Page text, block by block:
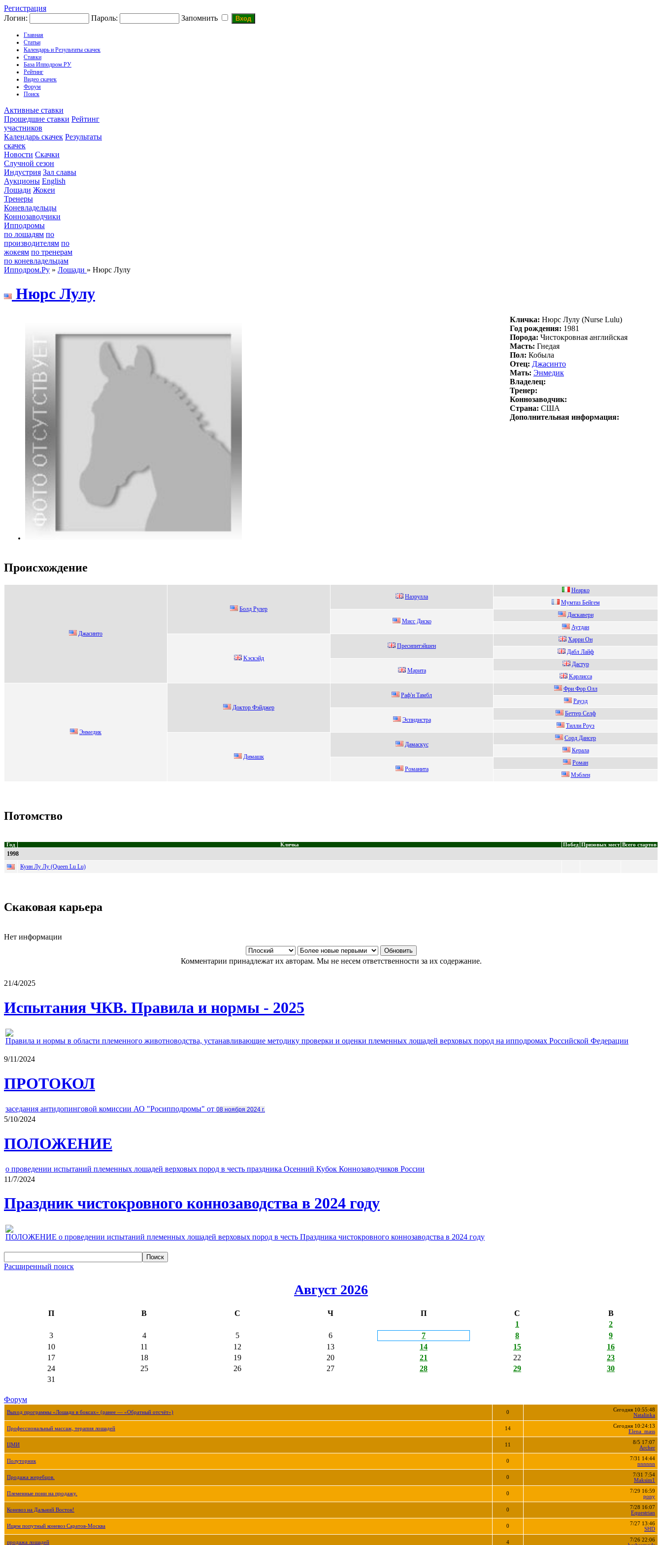
Регистрация
Логин:
Пароль: Запомнить
Главная
Статьи
Календарь и Результаты скачек
Ставки
База Ипподром.РУ
Рейтинг
Видео скачек
Форум
Поиск
Активные ставки
Прошедшие ставки Рейтинг
участников
Календарь скачек Результаты
скачек
Новости Скачки
Случной сезон
Индустрия Зал славы
Аукционы English
Лошади Жокеи
Тренеры
Коневладельцы
Коннозаводчики
Ипподромы
по лошадям по
производителям по
жокеям по тренерам
по коневладельцам
Ипподром.Ру » Лошади » Нюрс Лулу
Нюpc Лулу
Кличка: Нюpc Лулу (Nurse Lulu)
Год рождения: 1981
Порода: Чистокровная английская
Масть: Гнедая
Пол: Кобыла
Отец: Джасинто
Мать: Энмедик
Владелец:
Тренер:
Коннозаводчик:
Страна: США
Дополнительная информация:
Происхождение
Джасинто
Бoлд Pулеp
Hазpулла
Heapкo
Мумтaз Бeйгeм
Mисс Диско
Диcкавeри
Аутдан
Kэскэйд
Пpecипитэйшeн
Xарри Он
Дабл Лайф
Мapитa
Дacтуp
Kapлиcca
Энмедик
Дoктop Фэйджep
Рaф'н Тaмбл
Фpи Фop Олл
Рaузд
Эcпидиcтра
Беттер Cелф
Тилли Рoуз
Димашк
Дамаcкуc
Cорд Дансeр
Кepала
Pомaнитa
Pомaн
Мэблен
Потомство
Год Кличка Побед Призовых мест Всего стартов
1998
Куин Лу Лу (Queen Lu Lu)
Скаковая карьера
Нет информации
Комментарии принадлежат их авторам. Мы не несем ответственности за их содержание.
21/4/2025
Испытания ЧКВ. Правила и нормы - 2025
Правила и нормы в области племенного животноводства, устанавливающие методику проверки и оценки племенных лошадей верховых пород на ипподромах Российской Федерации
9/11/2024
ПРОТОКОЛ
заседания антидопинговой комиссии АО "Росипподромы" от 08 ноября 2024 г.
5/10/2024
ПОЛОЖЕНИЕ
о проведении испытаний племенных лошадей верховых пород в честь праздника Осенний Кубок Коннозаводчиков России
11/7/2024
Праздник чистокровного коннозаводства в 2024 году
ПОЛОЖЕНИЕ о проведении испытаний племенных лошадей верховых пород в честь Праздника чистокровного коннозаводства в 2024 году
Расширенный поиск
Август 2026
П В С Ч П С
В
1
2
3
4 5 6 7 8
9
10
11 12 13 14 15
16
17
18 19 20 21 22
23
24
25 26 27 28 29
30
31
Форум
Выход программы «Лошади в боксах» (ранее — «Обратный отсчёт») 0
Сегодня 10:55:48
Natalinka
Профессиональный массаж, терапия лошадей 14
Сегодня 10:24:13
Elena_mass
ЦМИ 11
8/5 17:07
Archer
Полуторник 0
7/31 14:44
nnnnnn
Продажа жеребцов. 0
7/31 7:54
Maksim1
Племенные пони на продажу. 0
7/29 16:59
pony
Коневоз на Дальний Восток! 0
7/28 16:07
Equestrian
Ищем попутный коневоз Саратов-Москва 0
7/27 13:46
SHD
продажа лошадей 4
7/26 22:06